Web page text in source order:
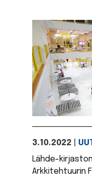
3.10.2022
Lähde-
Arkkitehtuurin